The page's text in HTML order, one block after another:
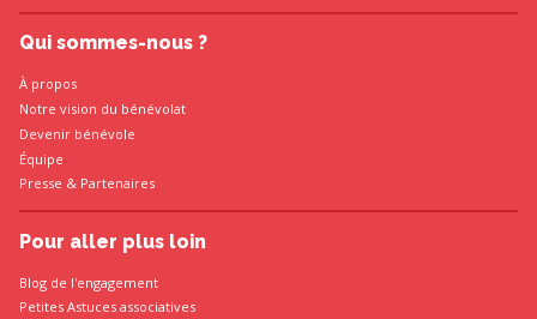
Qui sommes-nous ?
À propos
Notre vision du bénévolat
Devenir bénévole
Équipe
Presse & Partenaires
Pour aller plus loin
Blog de l'engagement
Petites Astuces associatives